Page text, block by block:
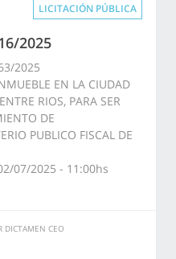
LICITACIÓN PÚBLICA
2025
2025
EN LA CIUDAD
RIOS, PARA SER
DE
PUBLICO FISCAL DE
07/2025 - 11:00hs
DICTAMEN CEO